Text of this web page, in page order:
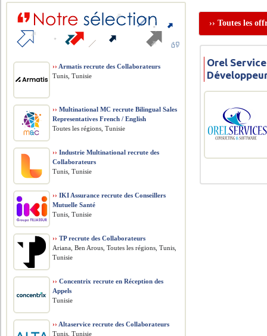
›› Toutes les
Orel
›› Armatis recrute des Collaborateurs
Tunis, Tunisie
›› Multinational MC recrute Bilingual Sales
Representatives French / English
Toutes les régions, Tunisie
›› Industrie Multinational recrute des
Collaborateurs
Tunis, Tunisie
›› IKI Assurance recrute des Conseillers
Mutuelle Santé
Tunis, Tunisie
›› TP recrute des Collaborateurs
Ariana, Ben Arous, Toutes les régions, Tunis,
Tunisie
›› Concentrix recrute en Réception des
Appels
Tunisie
›› Altaservice recrute des Collaborateurs
Tunis, Tunisie